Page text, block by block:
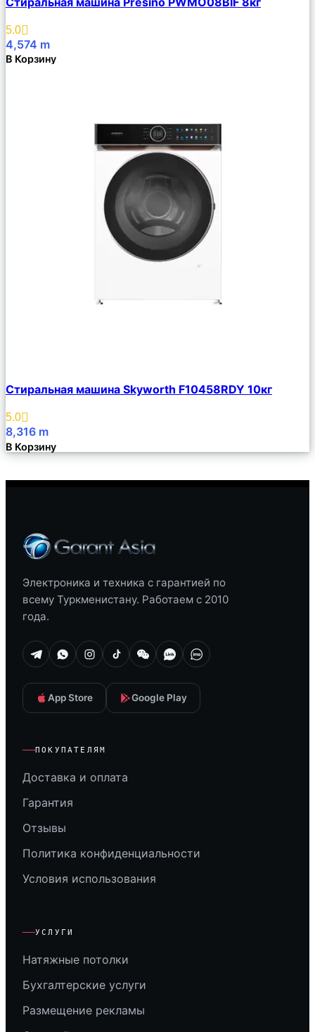
Описание
Избранное
5.0
4,574 m
В Корзину
Описание
Избранное
Стиральная машина Skyworth F10458RDY 10кг
5.0
8,316 m
В Корзину
Электроника и техника с гарантией по
всему Туркменистану. Работаем с 2010
года.
App Store Google Play
ПОКУПАТЕЛЯМ
Доставка и оплата
Гарантия
Отзывы
Политика конфиденциальности
Условия использования
УСЛУГИ
Натяжные потолки
Бухгалтерские услуги
Размещение рекламы